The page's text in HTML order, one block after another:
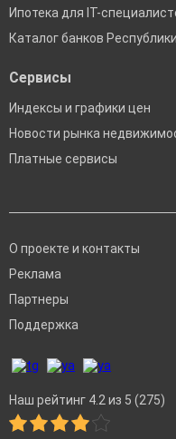
Ипотека для IT-
Каталог банков
Сервисы
Индексы и графики цен
Новости рынка
Платные сервисы
О проекте и контакты
Реклама
Партнеры
Поддержка
Наш рейтинг 4.2 из 5 (275)